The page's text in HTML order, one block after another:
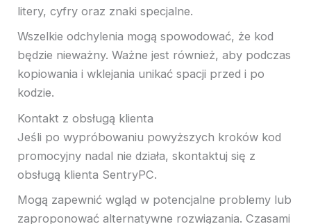
litery, cyfry oraz znaki specjalne.
Wszelkie odchylenia mogą spowodować, że kod
będzie nieważny. Ważne jest również, aby podczas
kopiowania i wklejania unikać spacji przed i po
kodzie.
Kontakt z obsługą klienta
Jeśli po wypróbowaniu powyższych kroków kod
promocyjny nadal nie działa, skontaktuj się z
obsługą klienta SentryPC.
Mogą zapewnić wgląd w potencjalne problemy lub
zaproponować alternatywne rozwiązania. Czasami